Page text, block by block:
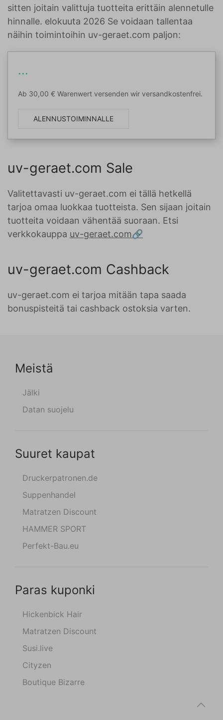
sitten joitain valittuja tuotteita erittäin alennetulle
hinnalle. elokuuta 2026 Se voidaan tallentaa
näihin toimintoihin uv-geraet.com paljon:
...
Ab 30,00 € Warenwert versenden wir versandkostenfrei.
ALENNUSTOIMINNALLE
uv-geraet.com Sale
Valitettavasti uv-geraet.com ei tällä hetkellä
tarjoa omaa luokkaa tuotteista. Sen sijaan joitain
tuotteita voidaan vähentää suoraan. Etsi
verkkokauppa uv-geraet.com
uv-geraet.com Cashback
uv-geraet.com ei tarjoa mitään tapa saada
bonuspisteitä tai cashback ostoksia varten.
Meistä
Jälki
Datan suojelu
Suuret kaupat
Druckerpatronen.de
Suppenhandel
Matratzen Discount
HAMMER SPORT
Perfekt-Bau.eu
Paras kuponki
Hickenbick Hair
Matratzen Discount
Susi.live
Cityzen
Boutique Bizarre